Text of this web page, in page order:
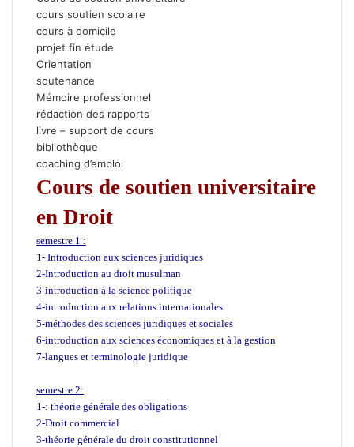
cours soutien scolaire
cours à domicile
projet fin étude
Orientation
soutenance
Mémoire professionnel
rédaction des rapports
livre – support de cours
bibliothèque
coaching d’emploi
Cours de soutien universitaire
en Droit
semestre 1 :
1- Introduction aux sciences juridiques
2-Introduction au droit musulman
3-introduction à la science politique
4-introduction aux relations internationales
5-méthodes des sciences juridiques et sociales
6-introduction aux sciences économiques et à la gestion
7-langues et terminologie juridique
semestre 2:
1-: théorie générale des obligations
2-Droit commercial
3-théorie générale du droit constitutionnel